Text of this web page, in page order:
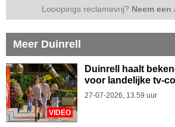
Looopings reclamevrij? Neem
Meer Duinrell
VIDEO
Duinrell haalt
voor landelijke tv-
27-07-2026, 13.59 uur